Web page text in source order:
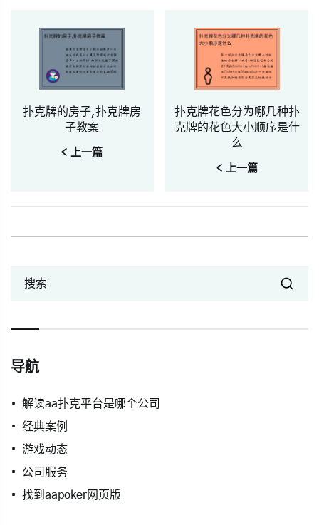
扑克牌的房子,扑克牌房
子教案
< 上一篇
扑克牌花色分为哪几种扑
克牌的花色大小顺序是什
么
< 上一篇
搜索
导航
解读aa扑克平台是哪个公司
经典案例
游戏动态
公司服务
找到aapoker网页版